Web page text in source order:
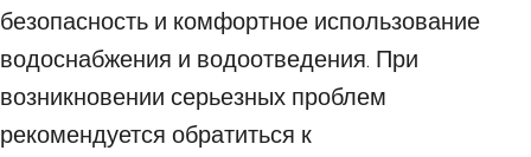
безопасность и комфортное использование
водоснабжения и водоотведения. При
возникновении серьезных проблем
рекомендуется обратиться к